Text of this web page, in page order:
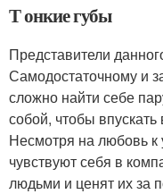
Т онкие губы
Представители
Самодостаточному и
сложно найти себе
собой, чтобы
Несмотря на любовь
чувствуют себя в
людьми и ценят их за